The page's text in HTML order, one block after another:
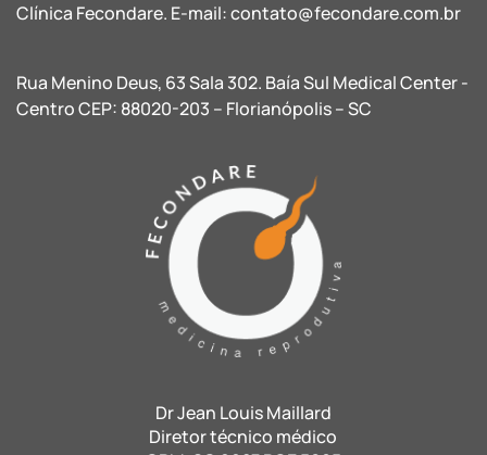
Clínica Fecondare. E-mail:contato@fecondare.com.br
Rua Menino Deus, 63 Sala 302. Baía Sul Medical Center -
Centro CEP: 88020-203 – Florianópolis – SC
Dr Jean Louis Maillard
Diretor técnico médico